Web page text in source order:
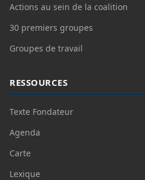
Actions au sein de la coalition
30 premiers groupes
Groupes de travail
RESSOURCES
Texte Fondateur
Agenda
Carte
Lexique